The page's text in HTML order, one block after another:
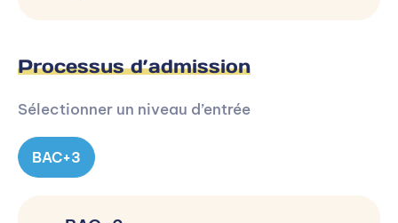
Processus d’admission
Sélectionner un niveau d’entrée
BAC+3